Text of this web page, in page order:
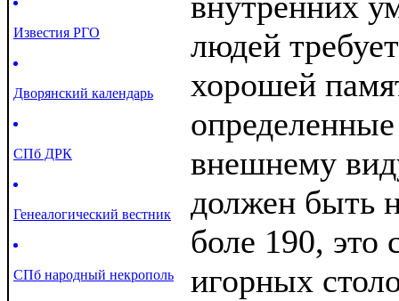
Известия РГО
Дворянский календарь
СПб ДРК
Генеалогический вестник
СПб народный некрополь
людей
хорошей
внешнему
должен быть
боле 190, это
игорных